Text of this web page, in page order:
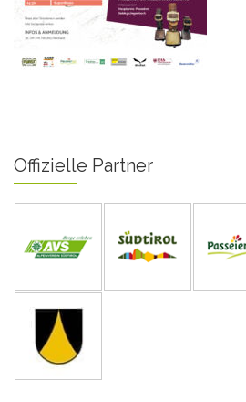
Offizielle Partner